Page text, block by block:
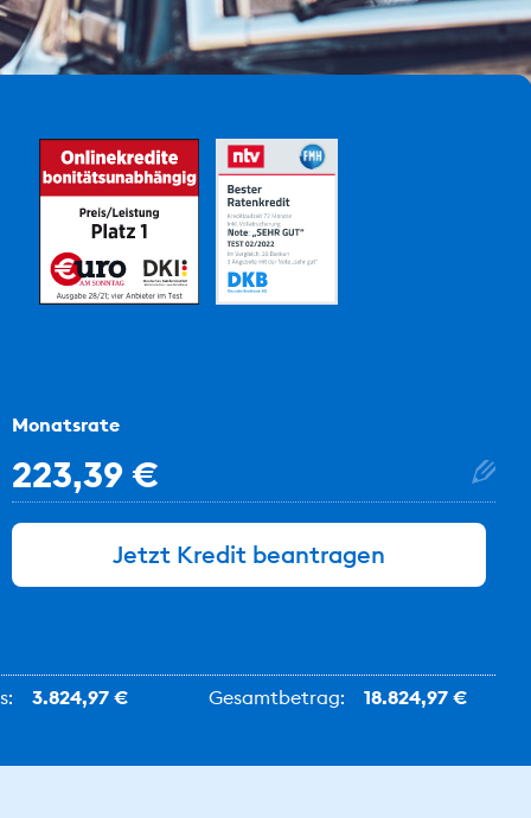
Monatsrate
223,39 €
Jetzt Kredit beantragen
3.824,97 € Gesamtbetrag: 18.824,97 €